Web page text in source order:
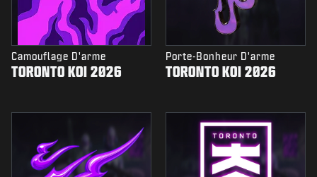
Camouflage D'arme
TORONTO KOI 2026
Porte-Bonheur D'arme
TORONTO KOI 2026